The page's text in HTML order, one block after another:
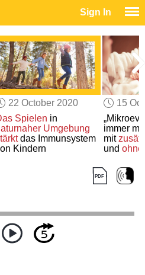
Sign In
22 October 2020
Spielen in
Umgebung
das Immunsystem
Kindern
15
immer
mit
und ohne